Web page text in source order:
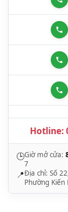
Hotline:
🕒Giờ mở cửa:
7
📍Địa chỉ: Số
Phường Kiến